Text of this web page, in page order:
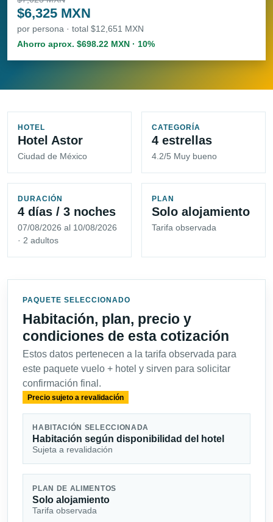
$6,325 MXN
por persona · total $12,651 MXN
Ahorro aprox. $698.22 MXN · 10%
HOTEL
Hotel Astor
Ciudad de México
CATEGORÍA
4 estrellas
4.2/5 Muy bueno
DURACIÓN
4 días / 3 noches
07/08/2026 al 10/08/2026
· 2 adultos
PLAN
Solo alojamiento
Tarifa observada
PAQUETE SELECCIONADO
Habitación, plan, precio y
condiciones de esta cotización
Estos datos pertenecen a la tarifa observada para
este paquete vuelo + hotel y sirven para solicitar
confirmación final.
Precio sujeto a revalidación
HABITACIÓN SELECCIONADA
Habitación según disponibilidad del hotel
Sujeta a revalidación
PLAN DE ALIMENTOS
Solo alojamiento
Tarifa observada